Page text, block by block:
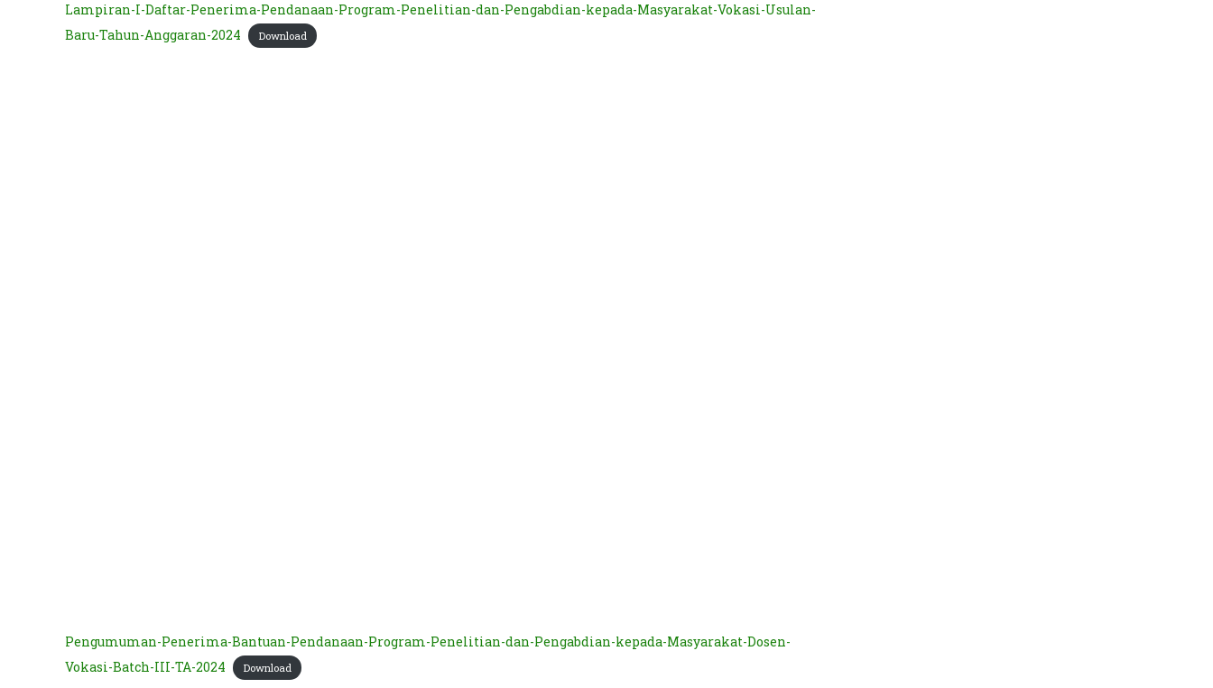
Lampiran-I-Daftar-Penerima-Pendanaan-Program-Penelitian-dan-Pengabdian-kepada-Masyarakat-Vokasi-Usulan-
Baru-Tahun-Anggaran-2024
Download
Pengumuman-Penerima-Bantuan-Pendanaan-Program-Penelitian-dan-Pengabdian-kepada-Masyarakat-Dosen-
Vokasi-Batch-III-TA-2024
Download